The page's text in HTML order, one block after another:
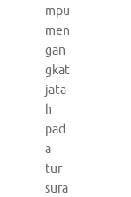
mpu
men
gan
gkat
jata
h
pad
a
tur
sura